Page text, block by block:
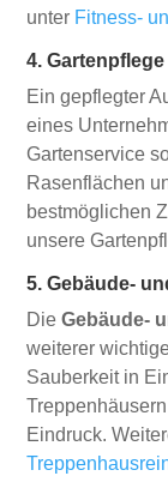
unter Fitness-
4.
Ein gepflegter
eines
Gartenservice
Rasenflächen
bestmöglichen
unsere
5. Gebäude-
DieGebäude-
weiterer
Sauberkeit in
Eindruck.